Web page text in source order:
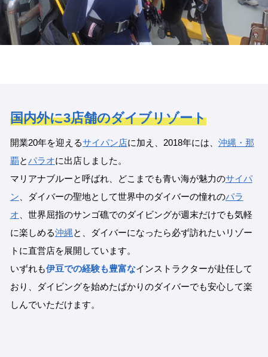
国内外に3店舗のダイブリゾート
開業20年を迎えるサイパン店に加え、2018年には、 沖縄・那
覇とパラオに出店しました。
マリアナブルーと呼ばれ、どこまでも青い海が魅力のサイパ
ン 、ダイバーの聖地として世界中のダイバーの憧れのパラ
オ 、世界屈指のサンゴ礁でのダイビングが週末だけでも気軽
に楽しめる沖縄と、ダイバーになったら必ず訪れたいリゾー
トに直営店を展開しています。
いずれも伊豆での経験も豊富なインストラクターが赴任して
おり、ダイビングを始めたばかりのダイバーでも安心して楽
しんでいただけます。